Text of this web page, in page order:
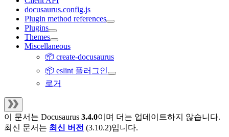
docusaurus.config.js
Plugin method references
Plugins
Themes
Miscellaneous
📦 create-docusaurus
📦 eslint 플러그인
로거
이 문서는 Docusaurus 3.4.0이며 더는 업데이트하지 않습니다.
최신 문서는 최신 버전 (3.10.2)입니다.